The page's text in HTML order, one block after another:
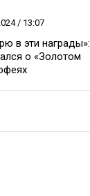
/ 13:07
в эти награды»:
о «Золотом